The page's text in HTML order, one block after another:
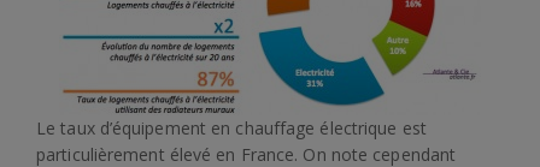
Le taux d’équipement en chauffage électrique est
particulièrement élevé en France. On note cependant